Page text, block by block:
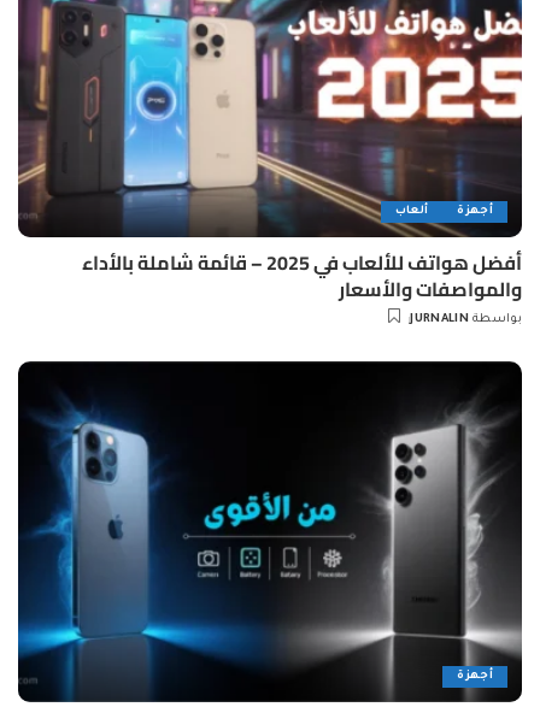
أجهزة ألعاب
أفضل هواتف للألعاب في 2025 – قائمة شاملة بالأداء
والمواصفات والأسعار
Posted
بواسطة JURNALIN
أجهزة